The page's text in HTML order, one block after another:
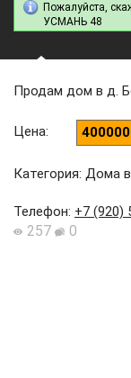
Пожалуйста,
УСМАНЬ 48
Продам дом в д.
Цена:
Категория: Дома
Телефон: +7 (920)
257 0